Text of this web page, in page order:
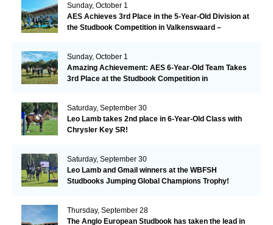
Sunday, October 1
AES Achieves 3rd Place in the 5-Year-Old Division at
the Studbook Competition in Valkenswaard –
Sunday, October 1
Amazing Achievement: AES 6-Year-Old Team Takes
3rd Place at the Studbook Competition in
Saturday, September 30
Leo Lamb takes 2nd place in 6-Year-Old Class with
Chrysler Key SR!
Saturday, September 30
Leo Lamb and Gmail winners at the WBFSH
Studbooks Jumping Global Champions Trophy!
Thursday, September 28
The Anglo European Studbook has taken the lead in